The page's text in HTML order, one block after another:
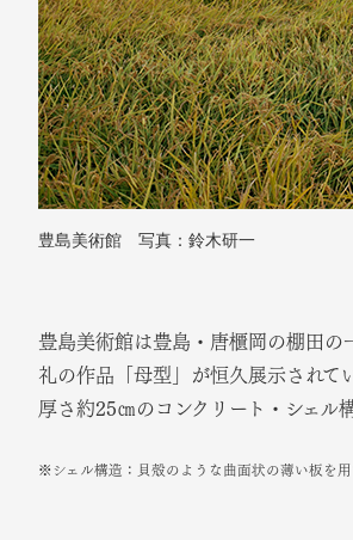
豊島美術館 写真：鈴木研一
豊島美術館は豊島・唐櫃岡の棚田の
礼の作品「母型」が恒久展示され
厚さ約25㎝のコンクリート・シェル
※シェル構造：貝殻のような曲面状の薄い板を用